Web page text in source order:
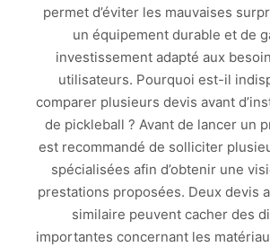
permet d’éviter les mauvaises
un équipement durable et de
investissement adapté aux
utilisateurs. Pourquoi est-il
comparer plusieurs devis avant
de pickleball ? Avant de lancer un
est recommandé de solliciter
spécialisées afin d’obtenir une
prestations proposées. Deux devis
similaire peuvent cacher des
importantes concernant les